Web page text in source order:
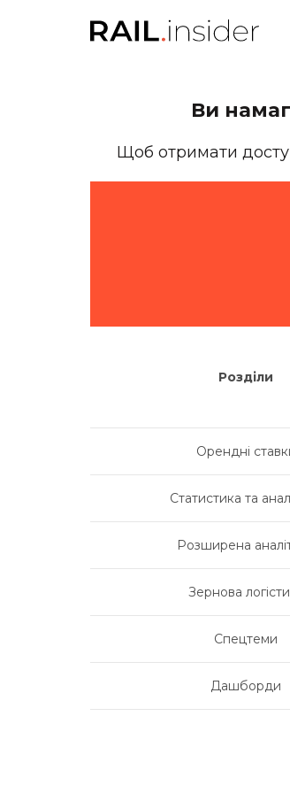
Ви
Щоб отримати
Розділи
Орендні
Статистика та
Розширена
Зернова
Спецтеми
Дашборди